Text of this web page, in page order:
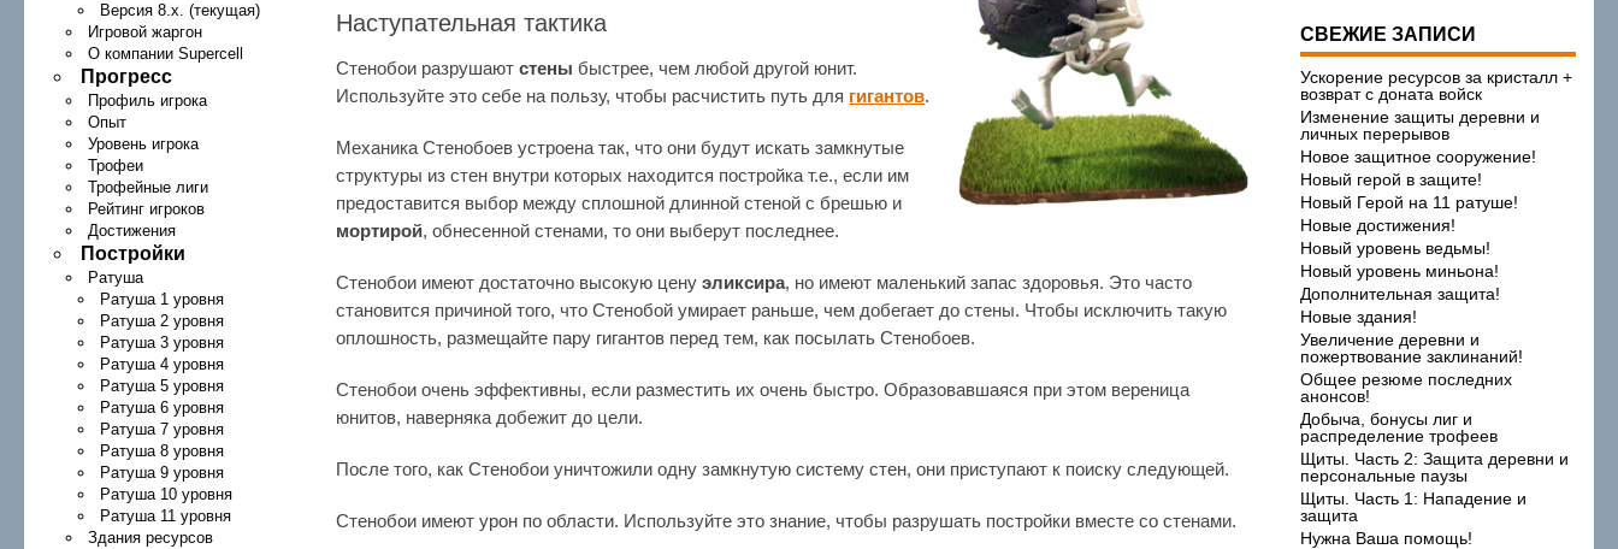
Версия 8.x. (текущая)
Игровой жаргон
О компании Supercell
Прогресс
Профиль игрока
Опыт
Уровень игрока
Трофеи
Трофейные лиги
Рейтинг игроков
Достижения
Постройки
Ратуша
Ратуша 1 уровня
Ратуша 2 уровня
Ратуша 3 уровня
Ратуша 4 уровня
Ратуша 5 уровня
Ратуша 6 уровня
Ратуша 7 уровня
Ратуша 8 уровня
Ратуша 9 уровня
Ратуша 10 уровня
Ратуша 11 уровня
Здания ресурсов
Наступательная тактика
Стенобои разрушаютстены быстрее, чем любой другой юнит.
Используйте это себе на пользу, чтобы расчистить путь для гигантов.
Механика Стенобоев устроена так, что они будут искать замкнутые
структуры из стен внутри которых находится постройка т.е., если им
предоставится выбор между сплошной длинной стеной с брешью и
мортирой, обнесенной стенами, то они выберут последнее.
Стенобои имеют достаточно высокую ценуэликсира, но имеют маленький запас здоровья. Это часто
становится причиной того, что Стенобой умирает раньше, чем добегает до стены. Чтобы исключить такую
оплошность, размещайте пару гигантов перед тем, как посылать Стенобоев.
Стенобои очень эффективны, если разместить их очень быстро. Образовавшаяся при этом вереница
юнитов, наверняка добежит до цели.
После того, как Стенобои уничтожили одну замкнутую систему стен, они приступают к поиску следующей.
Стенобои имеют урон по области. Используйте это знание, чтобы разрушать постройки вместе со стенами.
СВЕЖИЕ ЗАПИСИ
Ускорение ресурсов за кристалл +
возврат с доната войск
Изменение защиты деревни и
личных перерывов
Новое защитное сооружение!
Новый герой в защите!
Новый Герой на 11 ратуше!
Новые достижения!
Новый уровень ведьмы!
Новый уровень миньона!
Дополнительная защита!
Новые здания!
Увеличение деревни и
пожертвование заклинаний!
Общее резюме последних
анонсов!
Добыча, бонусы лиг и
распределение трофеев
Щиты. Часть 2: Защита деревни и
персональные паузы
Щиты. Часть 1: Нападение и
защита
Нужна Ваша помощь!